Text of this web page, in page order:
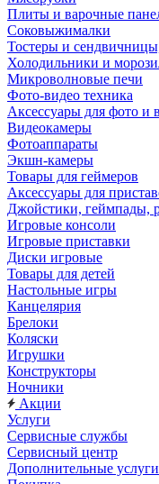
Плиты и варочные
Соковыжималки
Тостеры и
Холодильники и
Микроволновые печи
Фото-видео техника
Аксессуары для фото и
Видеокамеры
Фотоаппараты
Экшн-камеры
Товары для геймеров
Аксессуары для
Джойстики, геймпады,
Игровые консоли
Игровые приставки
Диски игровые
Товары для детей
Настольные игры
Канцелярия
Брелоки
Коляски
Игрушки
Конструкторы
Ночники
Акции
Услуги
Сервисные службы
Сервисный центр
Дополнительные услуги